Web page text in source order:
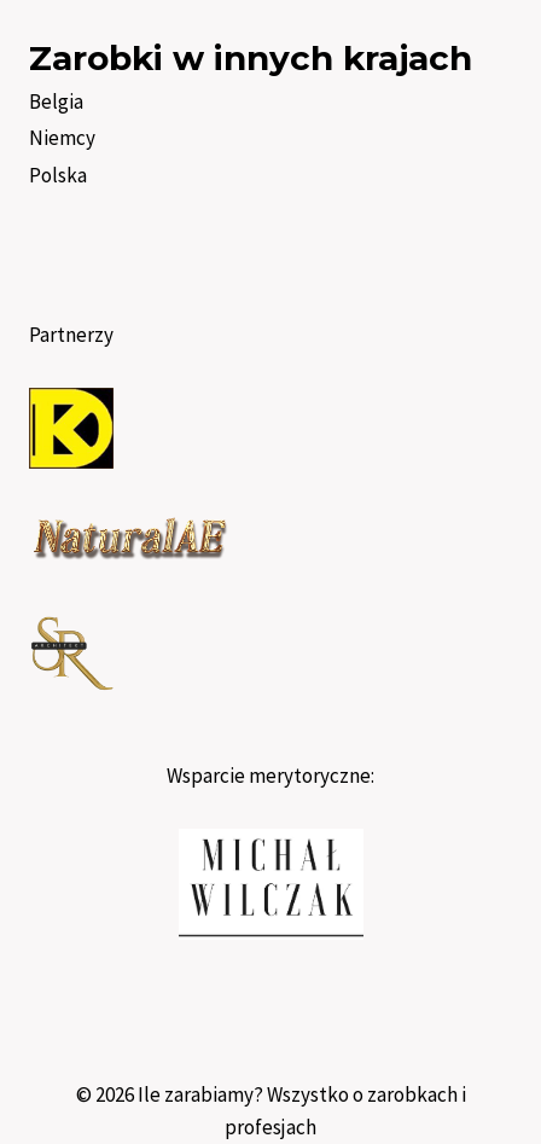
Zarobki w innych krajach
Belgia
Niemcy
Polska
Partnerzy
Wsparcie merytoryczne:
© 2026 Ile zarabiamy? Wszystko o zarobkach i
profesjach